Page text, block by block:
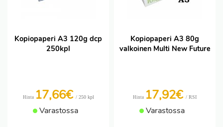
Kopiopaperi A3 120g dcp
250kpl
Hinta 17,66€ / 250 kpl
Varastossa
Kopiopaperi A3 80g
valkoinen Multi New Future
Hinta 17,92€ / RSI
Varastossa